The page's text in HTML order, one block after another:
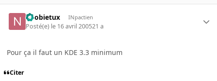
noobietux INpactien
Posté(e) le 16 avril 200521 a
Pour ça il faut un KDE 3.3 minimum
Citer